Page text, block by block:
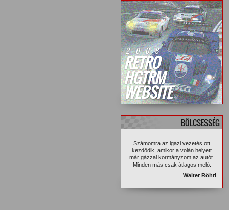
2008
RETRO
HGTRM
WEBSITE
BÖLCSESSÉG
Számomra az igazi vezetés ott
kezdődik, amikor a volán helyett
már gázzal kormányzom az autót.
Minden más csak átlagos meló.
Walter Röhrl